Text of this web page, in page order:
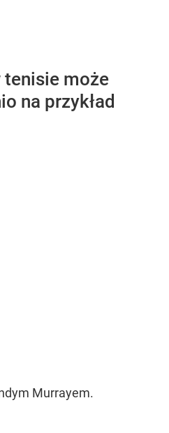
tenisie może
na przykład
Murrayem.